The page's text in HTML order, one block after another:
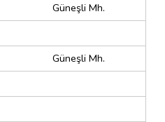
Güneşli Mh.
Güneşli Mh.